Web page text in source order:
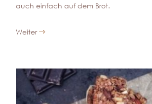
auch einfach auf dem Brot.
Weiter